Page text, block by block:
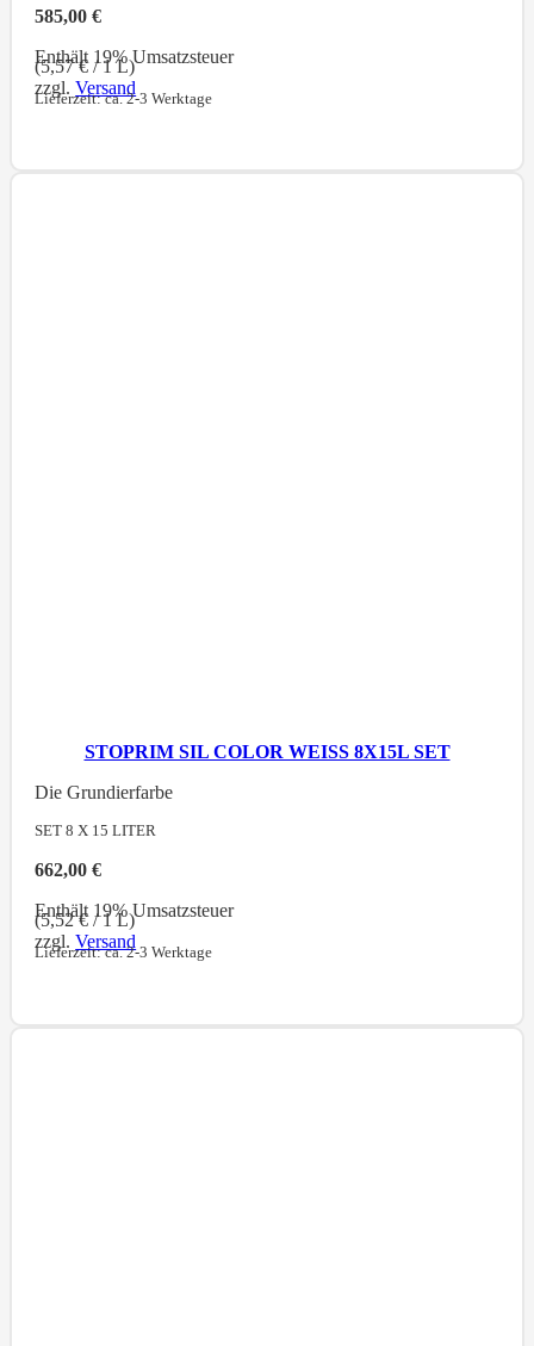
585,00€
Enthält 19% Umsatzsteuer
(5,57€/ 1 L)
zzgl.Versand
Lieferzeit: ca. 2-3 Werktage
STOPRIM SIL COLOR WEISS 8X15L SET
Die Grundierfarbe
SET 8 X 15 LITER
662,00€
Enthält 19% Umsatzsteuer
(5,52€/ 1 L)
zzgl.Versand
Lieferzeit: ca. 2-3 Werktage